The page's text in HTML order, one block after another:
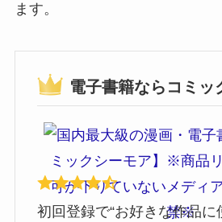
ます。
電子書籍ならコミッ
初回登録で“お好きな作品